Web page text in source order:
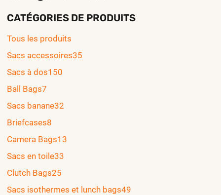
CATÉGORIES DE PRODUITS
Tous les produits
Sacs accessoires35
Sacs à dos150
Ball Bags7
Sacs banane32
Briefcases8
Camera Bags13
Sacs en toile33
Clutch Bags25
Sacs isothermes et lunch bags49